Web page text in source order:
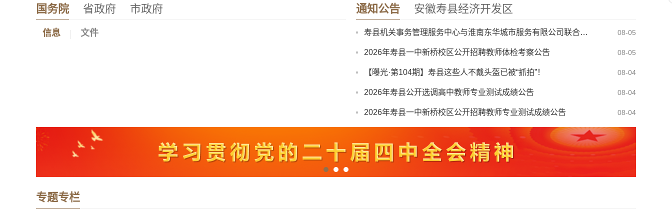
国务院 省政府 市政府
信息 文件
通知公告 安徽寿县经济开发区
2026年寿县一中新桥校区公开招聘教师体检考察公告 08-05
【曝光·第104期】寿县这些人不戴头盔已被“抓拍”！ 08-04
2026年寿县公开选调高中教师专业测试成绩公告 08-04
2026年寿县一中新桥校区公开招聘教师专业测试成绩公告 08-04
“寿州古城杯”寿县第三届青歌赛决赛公告 08-03
关于召开寿县珍珠泉、淮南王墓景点门票听证会有关事项公告 08-03
8月份县直部门领导干部接访安排表
专题专栏